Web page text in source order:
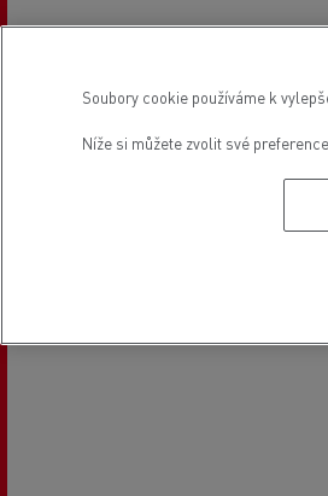
Soubory cookie používáme k
Níže si můžete zvolit své